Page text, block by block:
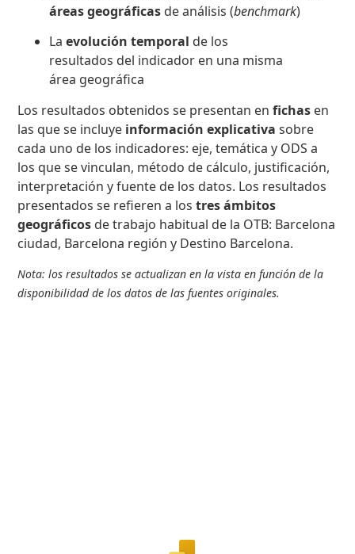
áreas geográficas de análisis (benchmark)
Laevolución temporal de los
resultados del indicador en una misma
área geográfica
Los resultados obtenidos se presentan enfichas en
las que se incluye información explicativa sobre
cada uno de los indicadores: eje, temática y ODS a
los que se vinculan, método de cálculo, justificación,
interpretación y fuente de los datos. Los resultados
presentados se refieren a lostres ámbitos
geográficos de trabajo habitual de la OTB: Barcelona
ciudad, Barcelona región y Destino Barcelona.
Nota: los resultados se actualizan en la vista en función de la
disponibilidad de los datos de las fuentes originales.